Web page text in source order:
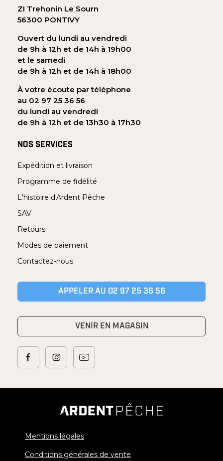
ZI Trehonin Le Sourn
56300 PONTIVY
Ouvert du lundi au vendredi
de 9h à 12h et de 14h à 19h00
et le samedi
de 9h à 12h et de 14h à 18h00
À votre écoute par téléphone
au 02 97 25 36 56
du lundi au vendredi
de 9h à 12h et de 13h30 à 17h30
NOS SERVICES
Expédition et livraison
Programme de fidélité
L'histoire d'Ardent Pêche
SAV
Retours
Modes de paiement
Contactez-nous
APPELER AU 02 97 25 36 56
VENIR EN MAGASIN
Mentions légales
Conditions générales de vente